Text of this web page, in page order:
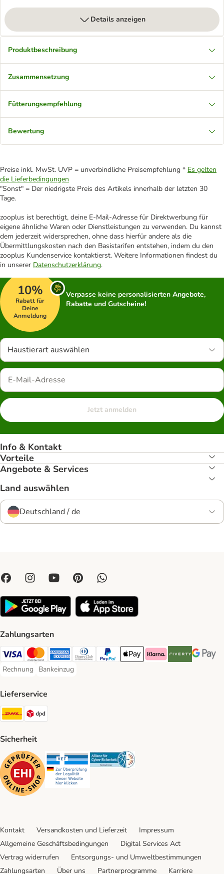
Details anzeigen
Produktbeschreibung
Zusammensetzung
Fütterungsempfehlung
Bewertung
Preise inkl. MwSt. UVP = unverbindliche Preisempfehlung * Es gelten
die Lieferbedingungen
"Sonst" = Der niedrigste Preis des Artikels innerhalb der letzten 30
Tage.
zooplus ist berechtigt, deine E-Mail-Adresse für Direktwerbung für
eigene ähnliche Waren oder Dienstleistungen zu verwenden. Du kannst
dem jederzeit widersprechen, ohne dass hierfür andere als die
Übermittlungskosten nach den Basistarifen entstehen, indem du den
zooplus Kundenservice kontaktierst. Weitere Informationen findest du
in unserer Datenschutzerklärung.
10%
Rabatt für
Deine
Anmeldung
Verpasse keine personalisierten Angebote,
Rabatte und Gutscheine!
Haustierart auswählen
Jetzt anmelden
Info & Kontakt
Vorteile
Angebote & Services
Land auswählen
Deutschland / de
Zahlungsarten
Visa Payment Method
Mastercard Payment Method
American Express Payment Method
Diners Club Payment Method
PayPal Payment Method
Apple Pay Payment Method
Klarna Payment Method
Riverty Payment
Google
Rechnung
Rechnung Payment Method
Bankeinzug
Bankeinzug Payment Method
Lieferservice
DHL Shipping Method
Sicherheit
Security Security Security
Kontakt Versandkosten und Lieferzeit
Impressum
Allgemeine Geschäftsbedingungen
Digital Services Act
Vertrag widerrufen
Entsorgungs- und Umweltbestimmungen
Zahlungsarten
Über uns Partnerprogramme Karriere